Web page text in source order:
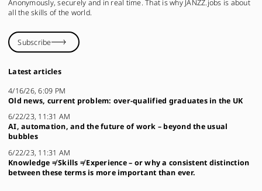
Anonymously, securely and in real time. That is why JANZZ.jobs is about
all the skills of the world.
Subscribe
Latest articles
4/16/26, 6:09 PM
Old news, current problem: over-qualified graduates in the UK
6/22/23, 11:31 AM
AI, automation, and the future of work – beyond the usual
bubbles
6/22/23, 11:31 AM
Knowledge ≠ Skills ≠ Experience – or why a consistent distinction
between these terms is more important than ever.